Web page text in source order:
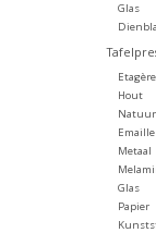
Glas
Hout
Emaille
Metaal
Glas
Papier